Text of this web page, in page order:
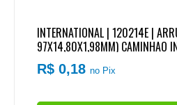
INTERNATIONAL | 120214E |
97X14,80X1,98MM) CAMINHAO
R$ 0,18no Pix